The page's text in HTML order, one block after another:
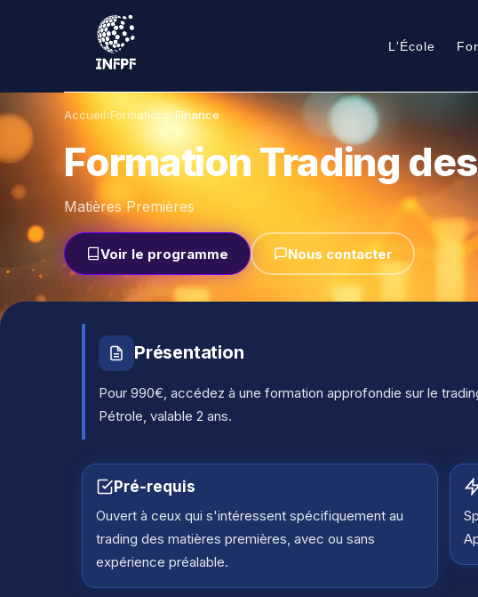
L'École
Accueil›Formations›Finance
Formation Trading
Matières Premières
Voir le programme Nous contacter
Présentation
Pour 990€, accédez à une formation approfondie sur le
Pétrole, valable 2 ans.
Pré-requis
Ouvert à ceux qui s'intéressent spécifiquement au
trading des matières premières, avec ou sans
expérience préalable.